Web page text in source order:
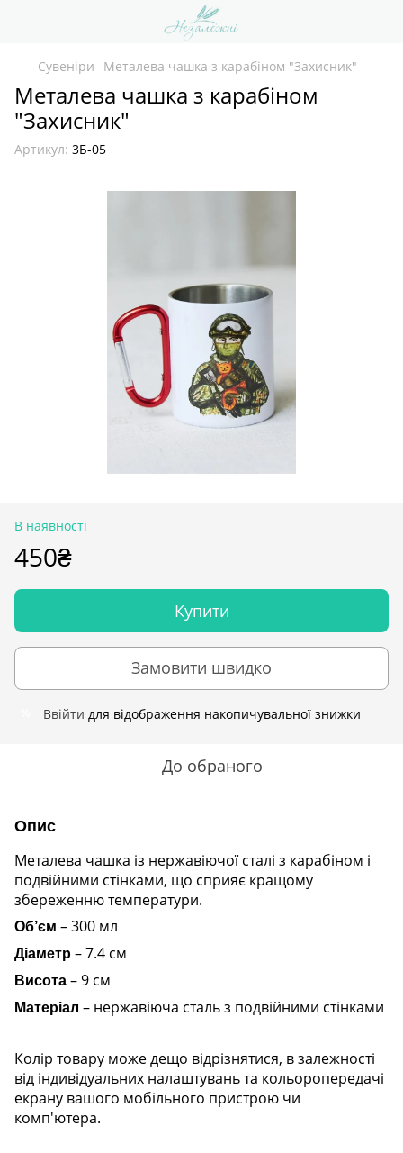
Сувеніри Металева чашка з карабіном "Захисник"
Металева чашка з карабіном
"Захисник"
Артикул: 3Б-05
В наявності
450₴
Купити
Замовити швидко
Ввійти для відображення накопичувальної знижки
До обраного
Опис
Металева чашка із нержавіючої сталі з карабіном і
подвійними стінками, що сприяє кращому
збереженню температури.
Об’єм – 300 мл
Діаметр – 7.4 см
Висота – 9 см
Матеріал – нержавіюча сталь з подвійними стінками
Колір товару може дещо відрізнятися, в залежності
від індивідуальних налаштувань та кольоропередачі
екрану вашого мобільного пристрою чи
комп'ютера.